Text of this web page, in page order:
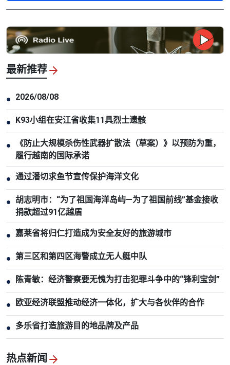
最新推荐
● 2026/08/08
● K93小组在安江省收集11具烈士遗骸
●
《防止大规模杀伤性武器扩散法（草案）》以预防为重，
履行越南的国际承诺
● 通过潘切求鱼节宣传保护海洋文化
● 胡志明市：“为了祖国海洋岛屿—为了祖国前线”基金接收
捐款超过91亿越盾
● 嘉莱省将归仁打造成为安全友好的旅游城市
● 第三区和第四区海警成立无人艇中队
● 陈青敏：经济警察要无愧为打击犯罪斗争中的“锋利宝剑”
● 欧亚经济联盟推动经济一体化，扩大与各伙伴的合作
● 多乐省打造旅游目的地品牌及产品
热点新闻